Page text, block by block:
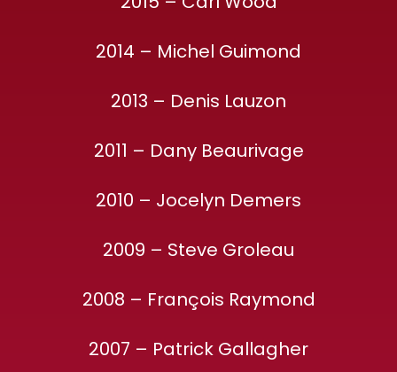
2014 – Michel Guimond
2013 – Denis Lauzon
2011 – Dany Beaurivage
2010 – Jocelyn Demers
2009 – Steve Groleau
2008 – François Raymond
2007 – Patrick Gallagher